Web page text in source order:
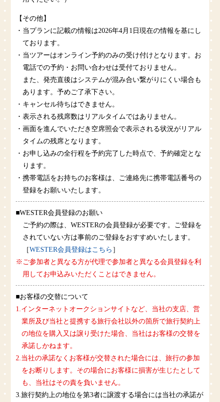
【その他】
・当プランに記載の情報は2026年4月1日現在の情報を基にし
ております。
・当ツアーはオンライン予約のみの受け付けとなります。お
電話での予約・お問い合わせは受付ておりません。
また、発売直後はシステムが混み合い繋がりにくい場合も
あります。予めご了承下さい。
・キャンセル待ちはできません。
・表示される残席数はリアルタイムではありません。
・画面を進んでいただき空席照会で表示される状況がリアル
タイムの残席となります。
・お申し込みの全行程を予約完了した時点で、予約確定とな
ります。
・携帯電話をお持ちのお客様は、ご連絡先に携帯電話番号の
登録をお願いいたします。
■WESTER会員登録のお願い
ご予約の際は、WESTERの会員登録が必要です。ご登録を
されていない方は事前のご登録をおすすめいたします。
［WESTER会員登録はこちら ］
※ご参加者と異なる方が代理で参加者と異なる会員登録を利
用してお申込みいただくことはできません。
■お客様の交替について
1.インターネットオークションサイトなど、当社の支店、営
業所及び当社と提携する旅行会社以外の箇所で旅行契約上
の地位を購入又は譲り受けた場合、当社はお客様の交替を
承諾しかねます。
2.当社の承諾なくお客様が交替された場合には、旅行の参加
をお断りします。その場合にお客様に損害が生じたとして
も、当社はその責を負いません。
3.旅行契約上の地位を第3者に譲渡する場合には当社の承諾が